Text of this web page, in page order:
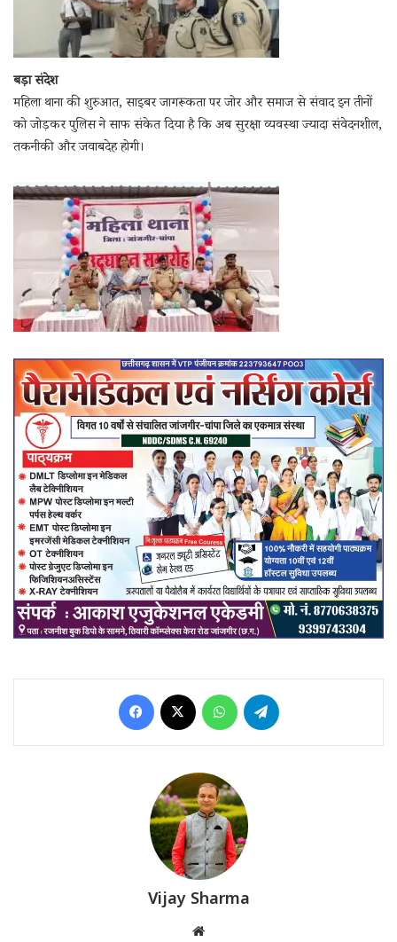
बड़ा संदेश
महिला थाना की शुरुआत, साइबर जागरूकता पर जोर और समाज से संवाद इन तीनों
को जोड़कर पुलिस ने साफ संकेत दिया है कि अब सुरक्षा व्यवस्था ज्यादा संवेदनशील,
तकनीकी और जवाबदेह होगी।
Facebook WhatsApp
Vijay Sharma